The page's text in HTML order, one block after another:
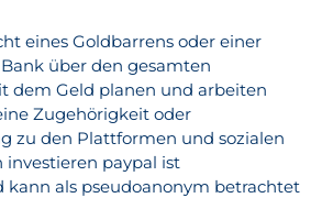
eines Goldbarrens oder einer
über den gesamten
dem Geld planen und arbeiten
Zugehörigkeit oder
zu den Plattformen und sozialen
investieren paypal ist
kann als pseudoanonym betrachtet